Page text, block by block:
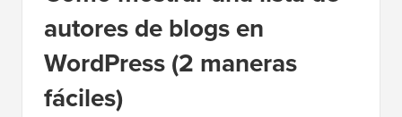
autores de blogs en
WordPress (2 maneras
fáciles)